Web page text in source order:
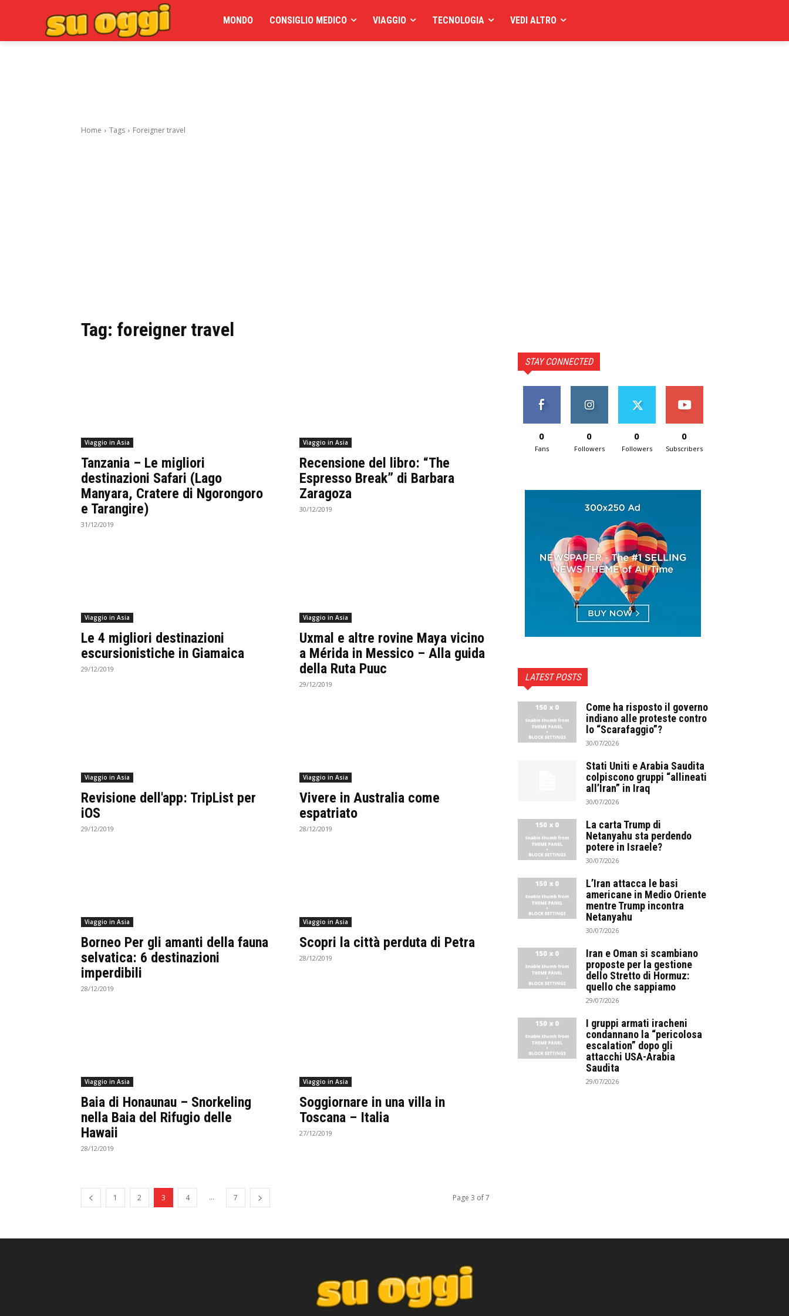
MONDO CONSIGLIO MEDICO VIAGGIO TECNOLOGIA VEDI ALTRO
Home Tags Foreigner travel
Tag: foreigner travel
Viaggio in Asia
Tanzania – Le migliori
destinazioni Safari (Lago
Manyara, Cratere di Ngorongoro
e Tarangire)
31/12/2019
Viaggio in Asia
Recensione del libro: “The
Espresso Break” di Barbara
Zaragoza
30/12/2019
Viaggio in Asia
Le 4 migliori destinazioni
escursionistiche in Giamaica
29/12/2019
Viaggio in Asia
Uxmal e altre rovine Maya vicino
a Mérida in Messico – Alla guida
della Ruta Puuc
29/12/2019
Viaggio in Asia
Revisione dell'app: TripList per
iOS
29/12/2019
Viaggio in Asia
Vivere in Australia come
espatriato
28/12/2019
Viaggio in Asia
Borneo Per gli amanti della fauna
selvatica: 6 destinazioni
imperdibili
28/12/2019
Viaggio in Asia
Scopri la città perduta di Petra
28/12/2019
Viaggio in Asia
Baia di Honaunau – Snorkeling
nella Baia del Rifugio delle
Hawaii
28/12/2019
Viaggio in Asia
Soggiornare in una villa in
Toscana – Italia
27/12/2019
1 2 3 4 ... 7 Page 3 of 7
STAY CONNECTED
0
Fans
0
Followers
0
Followers
0
Subscribers
LATEST POSTS
Come ha risposto il governo
indiano alle proteste contro
lo “Scarafaggio”?
30/07/2026
Stati Uniti e Arabia Saudita
colpiscono gruppi “allineati
all’Iran” in Iraq
30/07/2026
La carta Trump di
Netanyahu sta perdendo
potere in Israele?
30/07/2026
L’Iran attacca le basi
americane in Medio Oriente
mentre Trump incontra
Netanyahu
30/07/2026
Iran e Oman si scambiano
proposte per la gestione
dello Stretto di Hormuz:
quello che sappiamo
29/07/2026
I gruppi armati iracheni
condannano la “pericolosa
escalation” dopo gli
attacchi USA-Arabia
Saudita
29/07/2026